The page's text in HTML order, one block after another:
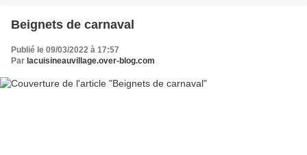
Beignets de carnaval
Publié le 09/03/2022 à 17:57
Par lacuisineauvillage.over-blog.com